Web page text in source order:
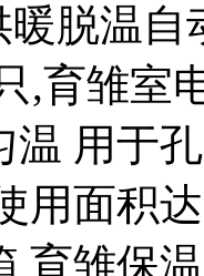
脱温
,育雏室
温 用于
用面积
育雏保